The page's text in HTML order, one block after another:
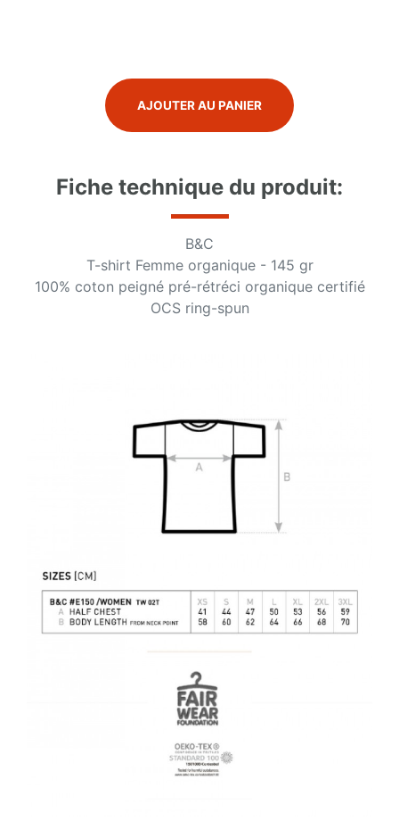
AJOUTER AU PANIER
Fiche technique du produit:
B&C
T-shirt Femme organique - 145 gr
100% coton peigné pré-rétréci organique certifié
OCS ring-spun